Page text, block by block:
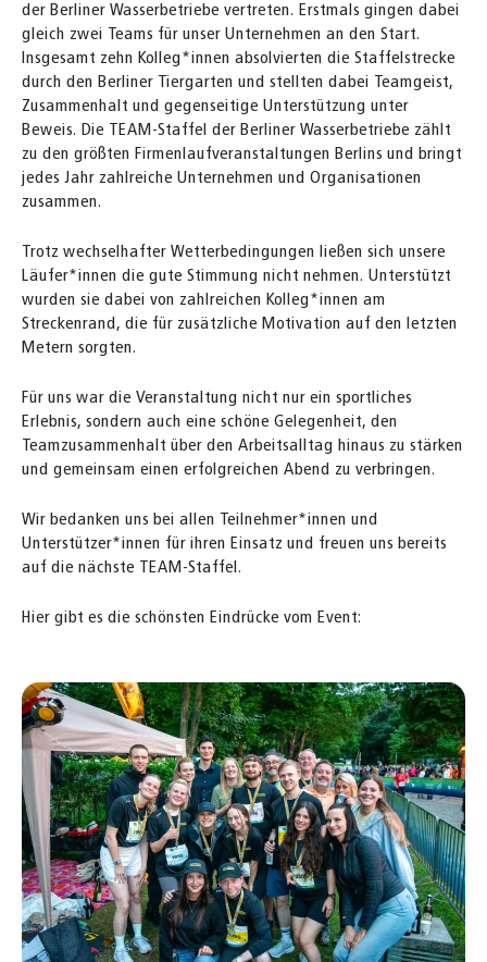
der Berliner Wasserbetriebe vertreten. Erstmals gingen dabei
gleich zwei Teams für unser Unternehmen an den Start.
Insgesamt zehn Kolleg*innen absolvierten die Staffelstrecke
durch den Berliner Tiergarten und stellten dabei Teamgeist,
Zusammenhalt und gegenseitige Unterstützung unter
Beweis. Die TEAM-Staffel der Berliner Wasserbetriebe zählt
zu den größten Firmenlaufveranstaltungen Berlins und bringt
jedes Jahr zahlreiche Unternehmen und Organisationen
zusammen.
Trotz wechselhafter Wetterbedingungen ließen sich unsere
Läufer*innen die gute Stimmung nicht nehmen. Unterstützt
wurden sie dabei von zahlreichen Kolleg*innen am
Streckenrand, die für zusätzliche Motivation auf den letzten
Metern sorgten.
Für uns war die Veranstaltung nicht nur ein sportliches
Erlebnis, sondern auch eine schöne Gelegenheit, den
Teamzusammenhalt über den Arbeitsalltag hinaus zu stärken
und gemeinsam einen erfolgreichen Abend zu verbringen.
Wir bedanken uns bei allen Teilnehmer*innen und
Unterstützer*innen für ihren Einsatz und freuen uns bereits
auf die nächste TEAM-Staffel.
Hier gibt es die schönsten Eindrücke vom Event: